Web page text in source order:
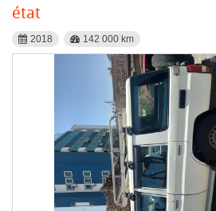
état
2018 142 000 km